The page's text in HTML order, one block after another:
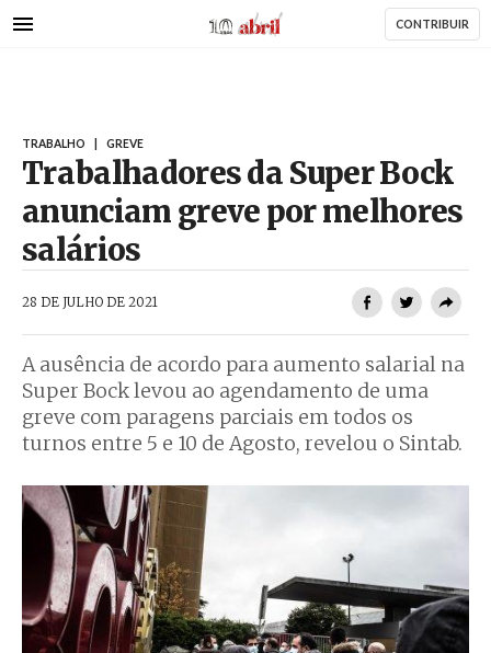
para
AbrilAbril CONTRIBUIR
TRABALHO GREVE
Trabalhadores da Super Bock
anunciam greve por melhores
salários
28 DE JULHO DE 2021
A ausência de acordo para aumento salarial na
Super Bock levou ao agendamento de uma
greve com paragens parciais em todos os
turnos entre 5 e 10 de Agosto, revelou o Sintab.